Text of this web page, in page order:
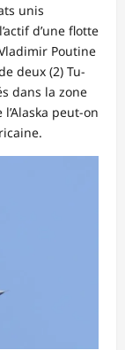
unis
d’une flotte
Poutine
deux (2) Tu-
dans la zone
peut-on